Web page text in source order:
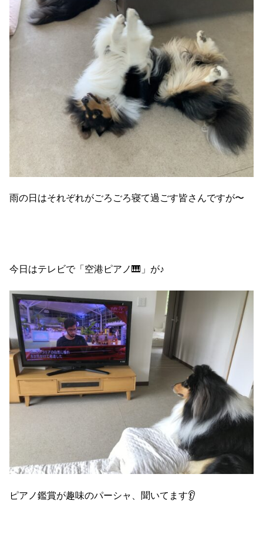
雨の日はそれぞれがごろごろ寝て過ごす皆さんですが〜
今日はテレビで「空港ピアノ🎹」が♪
ピアノ鑑賞が趣味のパーシャ、聞いてます👂